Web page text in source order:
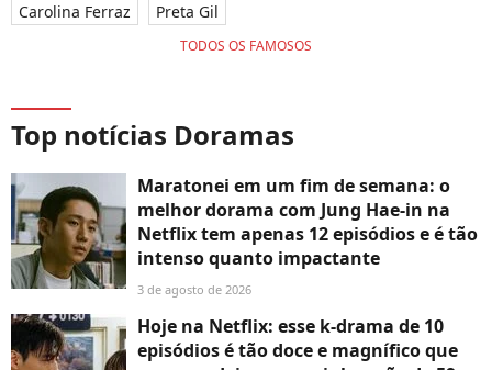
Carolina Ferraz
Preta Gil
TODOS OS FAMOSOS
Top notícias Doramas
Maratonei em um fim de semana: o
melhor dorama com Jung Hae-in na
Netflix tem apenas 12 episódios e é tão
intenso quanto impactante
3 de agosto de 2026
Hoje na Netflix: esse k-drama de 10
episódios é tão doce e magnífico que